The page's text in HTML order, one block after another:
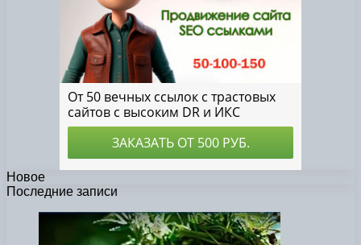
Новое
Последние записи